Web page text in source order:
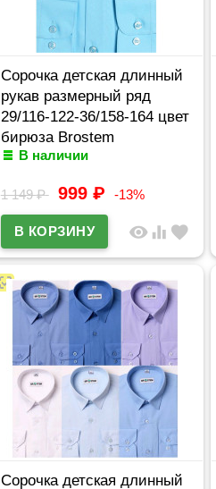
Сорочка детская длинный
рукав размерный ряд
29/116-122-36/158-164 цвет
бирюза Brostem
арт.MO4721d
В наличии
1 149₽ 999 ₽ -13%
visibility equalizer favorite
Сорочка детская длинный